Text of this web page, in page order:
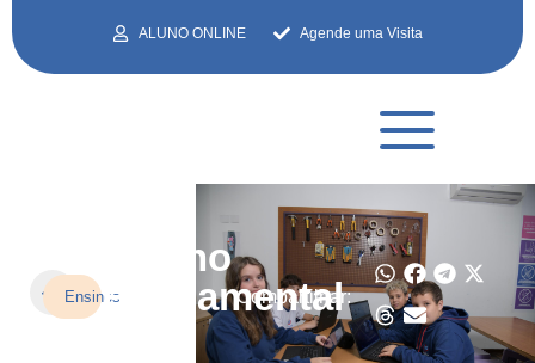
ALUNO ONLINE Agende uma Visita
Ensinos
Ensino
Fundamental
Compartilhar: